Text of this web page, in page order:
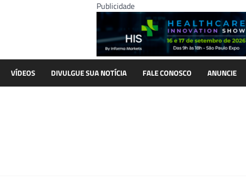
Publicidade
VÍDEOS DIVULGUE SUA NOTÍCIA FALE CONOSCO ANUNCIE